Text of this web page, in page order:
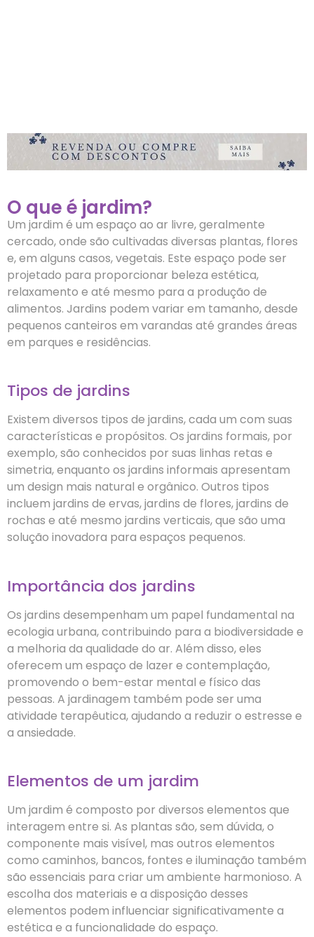
O que é jardim?
Um jardim é um espaço ao ar livre, geralmente
cercado, onde são cultivadas diversas plantas, flores
e, em alguns casos, vegetais. Este espaço pode ser
projetado para proporcionar beleza estética,
relaxamento e até mesmo para a produção de
alimentos. Jardins podem variar em tamanho, desde
pequenos canteiros em varandas até grandes áreas
em parques e residências.
Tipos de jardins
Existem diversos tipos de jardins, cada um com suas
características e propósitos. Os jardins formais, por
exemplo, são conhecidos por suas linhas retas e
simetria, enquanto os jardins informais apresentam
um design mais natural e orgânico. Outros tipos
incluem jardins de ervas, jardins de flores, jardins de
rochas e até mesmo jardins verticais, que são uma
solução inovadora para espaços pequenos.
Importância dos jardins
Os jardins desempenham um papel fundamental na
ecologia urbana, contribuindo para a biodiversidade e
a melhoria da qualidade do ar. Além disso, eles
oferecem um espaço de lazer e contemplação,
promovendo o bem-estar mental e físico das
pessoas. A jardinagem também pode ser uma
atividade terapêutica, ajudando a reduzir o estresse e
a ansiedade.
Elementos de um jardim
Um jardim é composto por diversos elementos que
interagem entre si. As plantas são, sem dúvida, o
componente mais visível, mas outros elementos
como caminhos, bancos, fontes e iluminação também
são essenciais para criar um ambiente harmonioso. A
escolha dos materiais e a disposição desses
elementos podem influenciar significativamente a
estética e a funcionalidade do espaço.